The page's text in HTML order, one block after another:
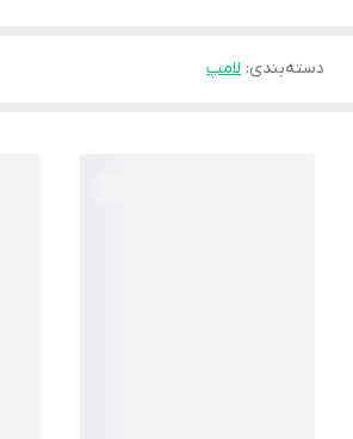
دسته‌بندی: لامپ